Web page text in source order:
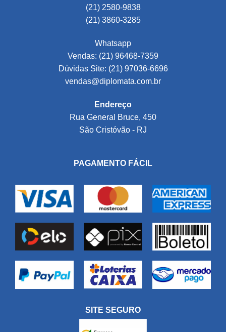
(21) 2580-9838
(21) 3860-3285
Whatsapp
Vendas: (21) 96468-7359
Dúvidas Site: (21) 97036-6696
vendas@diplomata.com.br
Endereço
Rua General Bruce, 450
São Cristóvão - RJ
PAGAMENTO FÁCIL
SITE SEGURO